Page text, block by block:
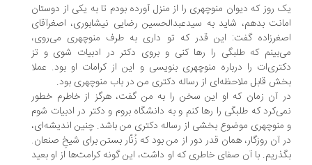
روز که دیوان منوچهری را از منزل آورده بودم تا به یکی از دوستان
بدهم، شاید به سیدعبدالحسین رضایی نیشابوری، اصغرآقای
گفت: این قدر که تو داری به طرف منوچهری می‌روی،
که طلبگی را رها کنی و بروی دکتر در ادبیات شوی و تز
را درباره منوچهری بنویسی و این از کرامات او بود. عملا
قابل ملاحظه‌ای از رساله دکتری من در باب منوچهری بود.
آن زمان که او این سخن را به من گفت، هرگز از خاطرم خطور
که طلبگی را رها کنم و به دانشگاه بروم و دکتر در ادبیات شوم
موضوع بخشی از رساله دکتری من باشد. چنین اندیشه‌ای،
آن روزگار، همان قدر دور از من بود که زُنّار بستن برای شیخِ صنعان.
با آن صفای خاطری که او داشت، این گونه کرامت‌ها از او بعید